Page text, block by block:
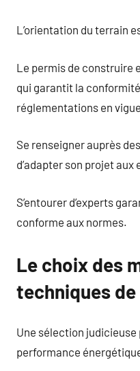
L’orientation du terrain
Le permis de construire
qui garantit la
réglementations en
Se renseigner auprès
d’adapter son projet
S’entourer d’experts
conforme aux normes.
Le choix des
techniques
Une sélection judicieuse
performance